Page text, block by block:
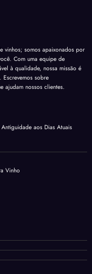
vinhos; somos apaixonados por
Com uma equipe de
à qualidade, nossa missão é
Escrevemos sobre
ajudam nossos clientes.
aos Dias Atuais
Vinho